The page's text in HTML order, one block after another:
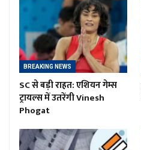
BREAKING NEWS
SC से बड़ी राहत: एशियन गेम्स
ट्रायल्स में उतरेंगी Vinesh
Phogat